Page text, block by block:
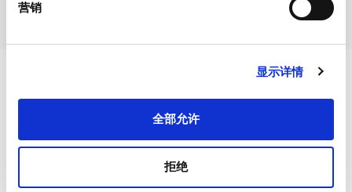
营销
显示详情
全部允许
拒绝
Short Table of Variants 4850.1810
Open complete table 4850.1810
References / Document